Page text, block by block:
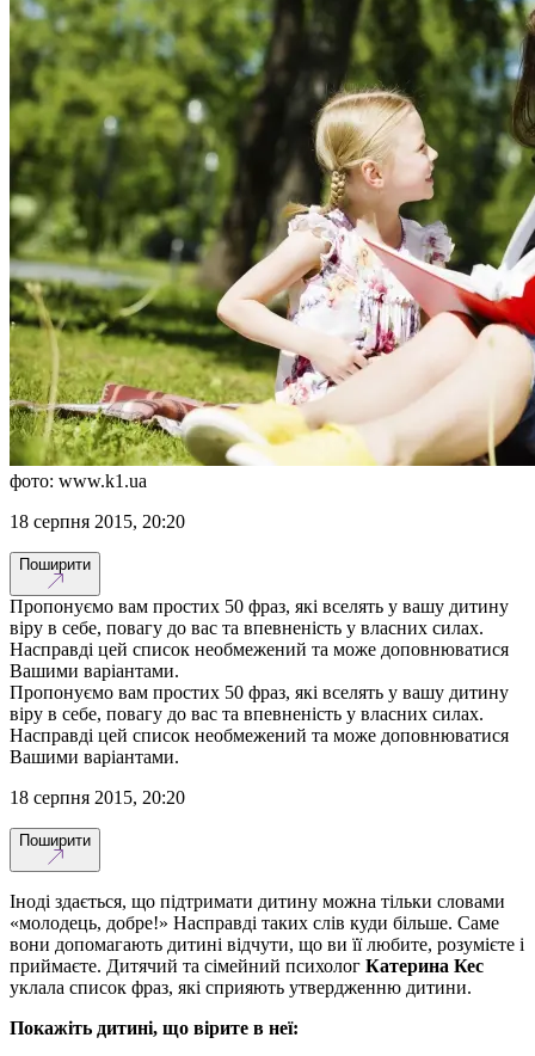
фото: www.k1.ua
18 серпня 2015, 20:20
Поширити
Пропонуємо вам простих 50 фраз, які вселять у вашу дитину
віру в себе, повагу до вас та впевненість у власних силах.
Насправді цей список необмежений та може доповнюватися
Вашими варіантами.
Пропонуємо вам простих 50 фраз, які вселять у вашу дитину
віру в себе, повагу до вас та впевненість у власних силах.
Насправді цей список необмежений та може доповнюватися
Вашими варіантами.
18 серпня 2015, 20:20
Поширити
Іноді здається, що підтримати дитину можна тільки словами
«молодець, добре!» Насправді таких слів куди більше. Саме
вони допомагають дитині відчути, що ви її любите, розумієте і
приймаєте. Дитячий та сімейний психолог Катерина Кес
уклала список фраз, які сприяють утвердженню дитини.
Покажіть дитині, що вірите в неї: